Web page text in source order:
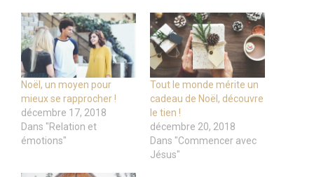
Noël, un moyen pour
mieux se rapprocher !
décembre 17, 2018
Dans "Relation et
émotions"
Tout le monde mérite un
cadeau de Noël, découvre
le tien !
décembre 20, 2018
Dans "Commencer avec
Jésus"